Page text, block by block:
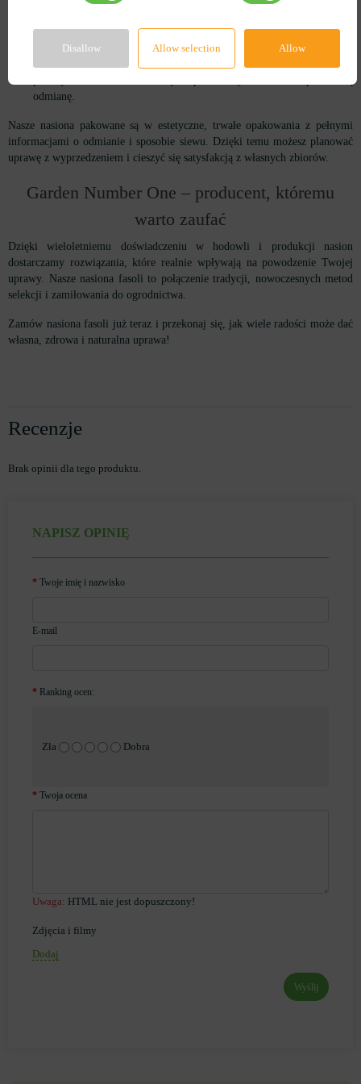
szybką i bezpieczną dostawę na terenie całej Polski,
różne gramatury opakowań – od małych paczek po opakowania
zbiorcze,
odmianę.
Nasze nasiona pakowane są w estetyczne, trwałe opakowania z pełnymi
informacjami o odmianie i sposobie siewu. Dzięki temu możesz planować
uprawę z wyprzedzeniem i cieszyć się satysfakcją z własnych zbiorów.
Garden Number One – producent, któremu
warto zaufać
Dzięki wieloletniemu doświadczeniu w hodowli i produkcji nasion
dostarczamy rozwiązania, które realnie wpływają na powodzenie Twojej
uprawy. Nasze nasiona fasoli to połączenie tradycji, nowoczesnych metod
selekcji i zamiłowania do ogrodnictwa.
Zamów nasiona fasoli już teraz i przekonaj się, jak wiele radości może dać
własna, zdrowa i naturalna uprawa!
Recenzje
Brak opinii dla tego produktu.
NAPISZ OPINIĘ
Twoje imię i nazwisko
E-mail
Ranking ocen:
Zła Dobra
Twoja ocena
Uwaga: HTML nie jest dopuszczony!
Zdjęcia i filmy
Dodaj
Wyślij
Disallow Allow selection Allow